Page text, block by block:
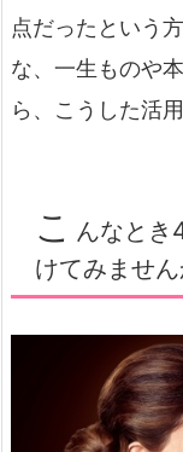
点だったという
な、一生ものや
ら、こうした活
こ んなとき
けてみませ